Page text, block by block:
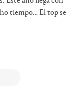
tiempo… El top se